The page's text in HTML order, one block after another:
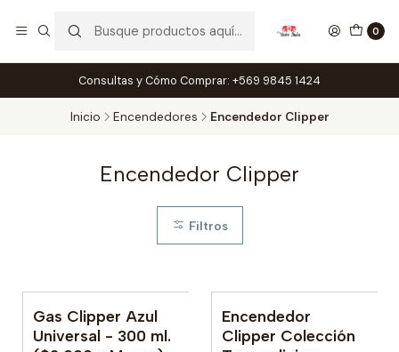
0
Consultas y Cómo Comprar: +569 9845 1424
Inicio Encendedores Encendedor Clipper
Encendedor Clipper
Filtros
No disponible
Gas Clipper Azul
Universal - 300 ml.
No disponible
Encendedor
Clipper Colección